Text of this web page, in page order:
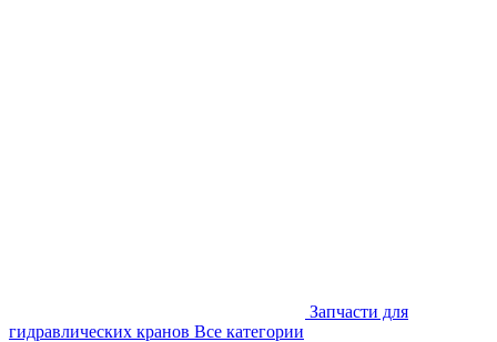
Запчасти для
гидравлических кранов Все категории